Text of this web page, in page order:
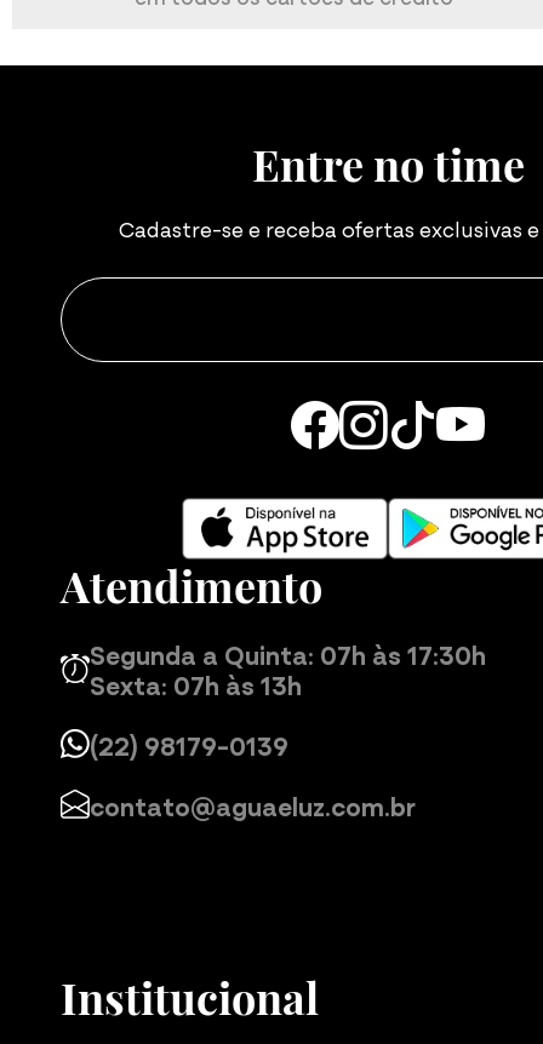
Ana L.
05/01/2026 às 15:11
Atividade:Academia
Confortável
Material bom, compressão boa.
Entre no time
Cadastre-se e receba ofertas exclusivas
Atendimento
Segunda a Quinta: 07h às 17:30h
Sexta: 07h às 13h
(22) 98179-0139
contato@aguaeluz.com.br
Institucional